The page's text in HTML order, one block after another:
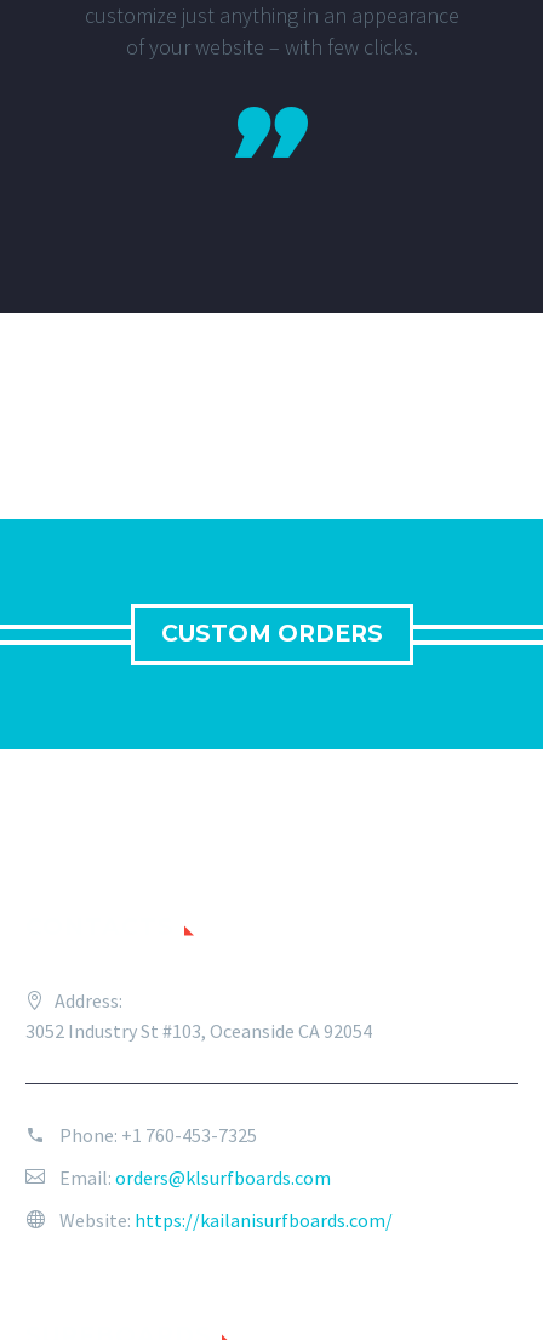
customize just anything in an appearance
of your website – with few clicks.
CUSTOM ORDERS
Address:
3052 Industry St #103, Oceanside CA 92054
Phone: +1 760-453-7325
Email: orders@klsurfboards.com
Website: https://kailanisurfboards.com/